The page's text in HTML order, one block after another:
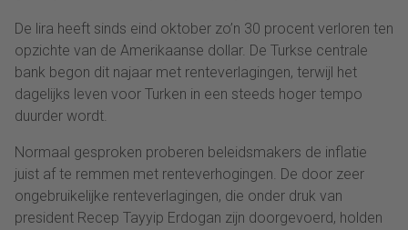
De lira heeft sinds eind oktober zo’n 30 procent verloren ten
opzichte van de Amerikaanse dollar. De Turkse centrale
bank begon dit najaar met renteverlagingen, terwijl het
dagelijks leven voor Turken in een steeds hoger tempo
duurder wordt.
Normaal gesproken proberen beleidsmakers de inflatie
juist af te remmen met renteverhogingen. De door zeer
ongebruikelijke renteverlagingen, die onder druk van
president Recep Tayyip Erdogan zijn doorgevoerd, holden